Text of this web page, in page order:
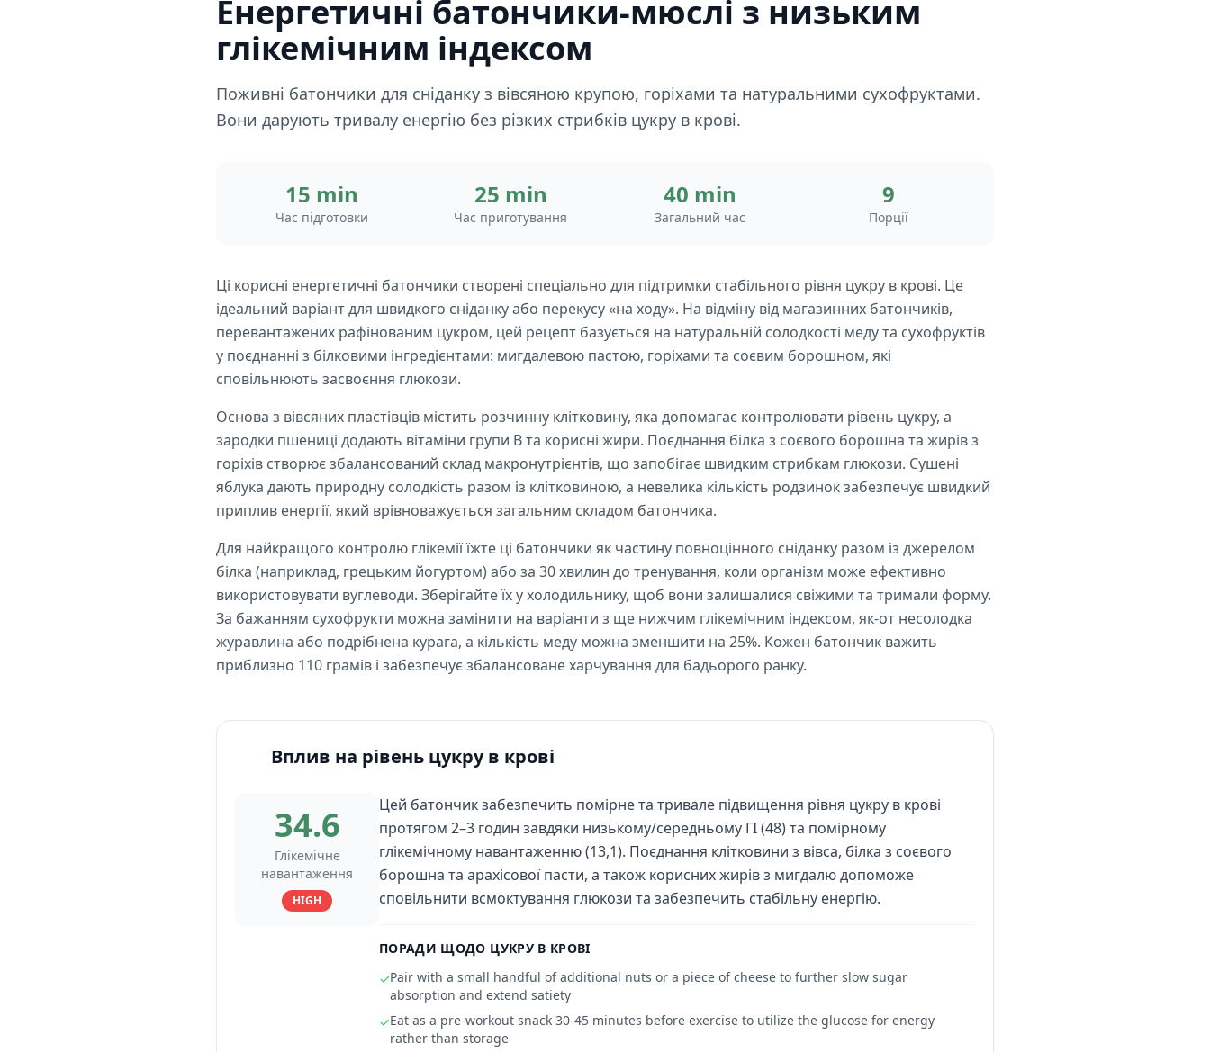
Енергетичні батончики-мюслі з низьким
глікемічним індексом
Поживні батончики для сніданку з вівсяною крупою, горіхами та натуральними сухофруктами.
Вони дарують тривалу енергію без різких стрибків цукру в крові.
15 min
Час підготовки
25 min
Час приготування
40 min
Загальний час
9
Порції
Ці корисні енергетичні батончики створені спеціально для підтримки стабільного рівня цукру в крові. Це
ідеальний варіант для швидкого сніданку або перекусу «на ходу». На відміну від магазинних батончиків,
перевантажених рафінованим цукром, цей рецепт базується на натуральній солодкості меду та сухофруктів
у поєднанні з білковими інгредієнтами: мигдалевою пастою, горіхами та соєвим борошном, які
сповільнюють засвоєння глюкози.
Основа з вівсяних пластівців містить розчинну клітковину, яка допомагає контролювати рівень цукру, а
зародки пшениці додають вітаміни групи B та корисні жири. Поєднання білка з соєвого борошна та жирів з
горіхів створює збалансований склад макронутрієнтів, що запобігає швидким стрибкам глюкози. Сушені
яблука дають природну солодкість разом із клітковиною, а невелика кількість родзинок забезпечує швидкий
приплив енергії, який врівноважується загальним складом батончика.
Для найкращого контролю глікемії їжте ці батончики як частину повноцінного сніданку разом із джерелом
білка (наприклад, грецьким йогуртом) або за 30 хвилин до тренування, коли організм може ефективно
використовувати вуглеводи. Зберігайте їх у холодильнику, щоб вони залишалися свіжими та тримали форму.
За бажанням сухофрукти можна замінити на варіанти з ще нижчим глікемічним індексом, як-от несолодка
журавлина або подрібнена курага, а кількість меду можна зменшити на 25%. Кожен батончик важить
приблизно 110 грамів і забезпечує збалансоване харчування для бадьорого ранку.
Вплив на рівень цукру в крові
34.6
Глікемічне
навантаження
HIGH
Цей батончик забезпечить помірне та тривале підвищення рівня цукру в крові
протягом 2–3 годин завдяки низькому/середньому ГІ (48) та помірному
глікемічному навантаженню (13,1). Поєднання клітковини з вівса, білка з соєвого
борошна та арахісової пасти, а також корисних жирів з мигдалю допоможе
сповільнити всмоктування глюкози та забезпечить стабільну енергію.
ПОРАДИ ЩОДО ЦУКРУ В КРОВІ
✓Pair with a small handful of additional nuts or a piece of cheese to further slow sugar
absorption and extend satiety
✓Eat as a pre-workout snack 30-45 minutes before exercise to utilize the glucose for energy
rather than storage